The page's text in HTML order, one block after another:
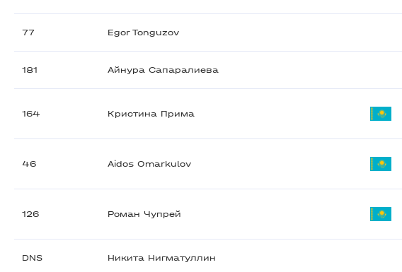
77 Egor Tonguzov
181 Айнура Сапаралиева
164 Кристина Прима
46 Aidos Omarkulov
126 Роман Чупрей
DNS Никита Нигматуллин